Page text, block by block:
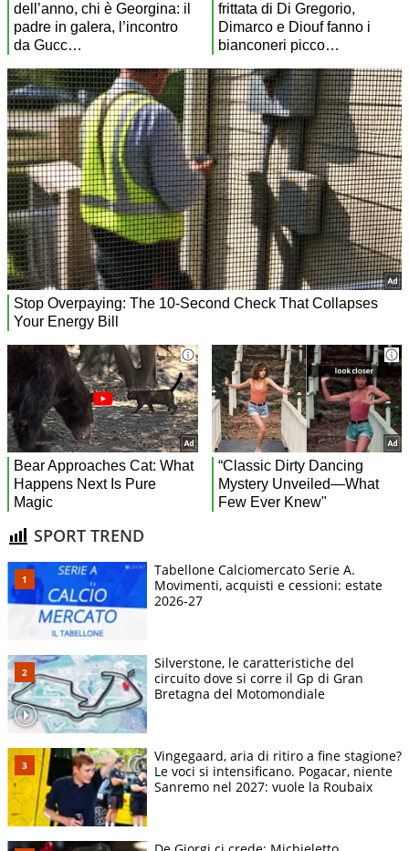
SPORT TREND
Tabellone Calciomercato Serie A.
Movimenti, acquisti e cessioni: estate
2026-27
Silverstone, le caratteristiche del
circuito dove si corre il Gp di Gran
Bretagna del Motomondiale
Vingegaard, aria di ritiro a fine stagione?
Le voci si intensificano. Pogacar, niente
Sanremo nel 2027: vuole la Roubaix